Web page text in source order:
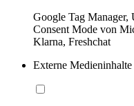
Google Tag
Consent Mode von
Klarna, Freshchat
Externe Medieninhalte